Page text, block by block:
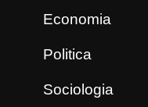
Economia
Politica
Sociologia